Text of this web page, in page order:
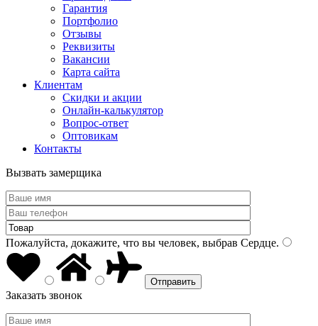
Гарантия
Портфолио
Отзывы
Реквизиты
Вакансии
Карта сайта
Клиентам
Скидки и акции
Онлайн-калькулятор
Вопрос-ответ
Оптовикам
Контакты
Вызвать замерщика
Пожалуйста, докажите, что вы человек, выбрав Сердце.
Заказать звонок